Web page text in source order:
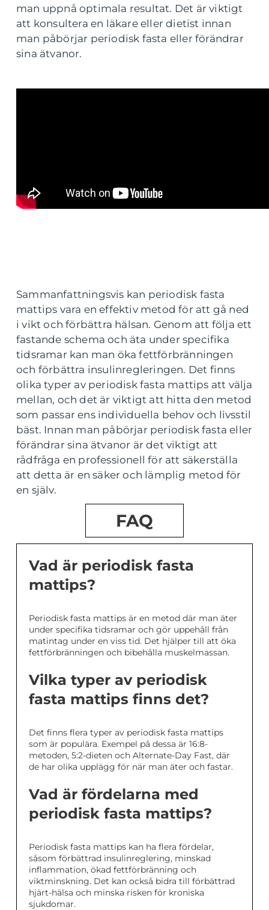
man uppnå optimala resultat. Det är viktigt
att konsultera en läkare eller dietist innan
man påbörjar periodisk fasta eller förändrar
sina ätvanor.
Sammanfattningsvis kan periodisk fasta
mattips vara en effektiv metod för att gå ned
i vikt och förbättra hälsan. Genom att följa ett
fastande schema och äta under specifika
tidsramar kan man öka fettförbränningen
och förbättra insulinregleringen. Det finns
olika typer av periodisk fasta mattips att välja
mellan, och det är viktigt att hitta den metod
som passar ens individuella behov och livsstil
bäst. Innan man påbörjar periodisk fasta eller
förändrar sina ätvanor är det viktigt att
rådfråga en professionell för att säkerställa
att detta är en säker och lämplig metod för
en själv.
FAQ
Vad är periodisk fasta
mattips?
Periodisk fasta mattips är en metod där man äter
under specifika tidsramar och gör uppehåll från
matintag under en viss tid. Det hjälper till att öka
fettförbränningen och bibehålla muskelmassan.
Vilka typer av periodisk
fasta mattips finns det?
Det finns flera typer av periodisk fasta mattips
som är populära. Exempel på dessa är 16:8-
metoden, 5:2-dieten och Alternate-Day Fast, där
de har olika upplägg för när man äter och fastar.
Vad är fördelarna med
periodisk fasta mattips?
Periodisk fasta mattips kan ha flera fördelar,
såsom förbättrad insulinreglering, minskad
inflammation, ökad fettförbränning och
viktminskning. Det kan också bidra till förbättrad
hjärt-hälsa och minska risken för kroniska
sjukdomar.